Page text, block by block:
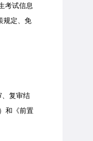
考试信息
规定、免
复审结
和《前置